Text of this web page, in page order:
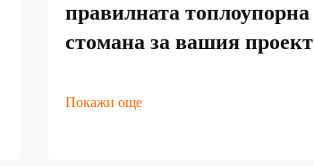
правилната топлоупорна
стомана за вашия проект
Покажи още